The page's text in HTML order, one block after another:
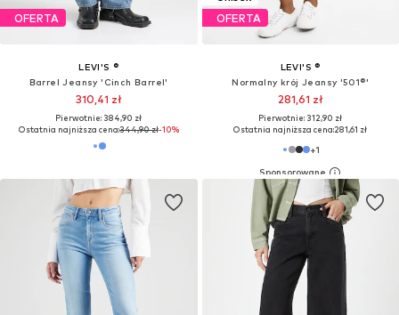
OFERTA
LEVI'S ®
Barrel Jeansy 'Cinch Barrel'
310,41 zł
Pierwotnie: 384,90 zł
Ostatnia najniższa cena:344,90 zł-10%
OFERTA
LEVI'S ®
Normalny krój Jeansy '501®'
281,61 zł
Pierwotnie: 312,90 zł
Ostatnia najniższa cena:281,61 zł
+1